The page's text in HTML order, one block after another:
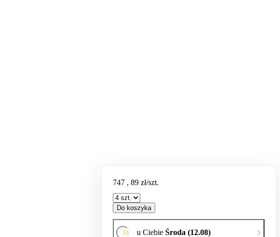
747 , 89 zł/szt.
Do koszyka
u Ciebie Środa (12.08)